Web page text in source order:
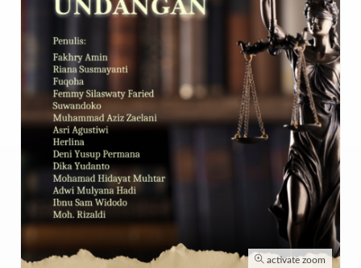
activate zoom